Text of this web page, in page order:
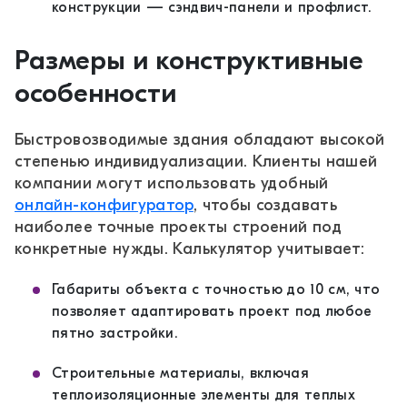
конструкции — сэндвич-панели и профлист.
Размеры и конструктивные
особенности
Быстровозводимые здания обладают высокой
степенью индивидуализации. Клиенты нашей
компании могут использовать удобный
онлайн-конфигуратор, чтобы создавать
наиболее точные проекты строений под
конкретные нужды. Калькулятор учитывает:
Габариты объекта с точностью до 10 см, что
позволяет адаптировать проект под любое
пятно застройки.
Строительные материалы, включая
теплоизоляционные элементы для теплых